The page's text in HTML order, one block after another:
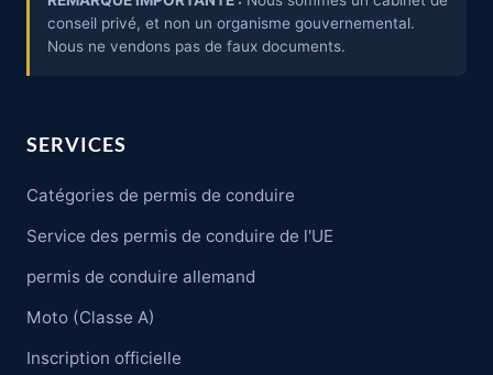
conseil privé, et non un organisme gouvernemental.
Nous ne vendons pas de faux documents.
SERVICES
Catégories de permis de conduire
Service des permis de conduire de l'UE
permis de conduire allemand
Moto (Classe A)
Inscription officielle